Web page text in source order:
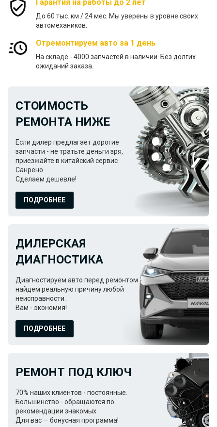
Гарантия на работы до 2 лет
До 60 тыс. км / 24 меc. Мы уверены в уровне своих
автомехаников.
Отремонтируем авто за 1 день
На складе - 4000 запчастей в наличии. Без долгих
ожиданий заказа.
СТОИМОСТЬ
РЕМОНТА НИЖЕ
Если дилер предлагает дорогие
запчасти - не тратьте деньги зря,
приезжайте в китайский сервис
Санрено.
Сделаем дешевле!
ПОДРОБНЕЕ
ДИЛЕРСКАЯ
ДИАГНОСТИКА
Диагностируем авто перед ремонтом -
найдем реальную причину любой
неисправности.
Вам - экономия!
ПОДРОБНЕЕ
РЕМОНТ ПОД КЛЮЧ
70% наших клиентов - постоянные.
Большинство - обращаются по
рекомендации знакомых.
Для вас — бонусная программа!